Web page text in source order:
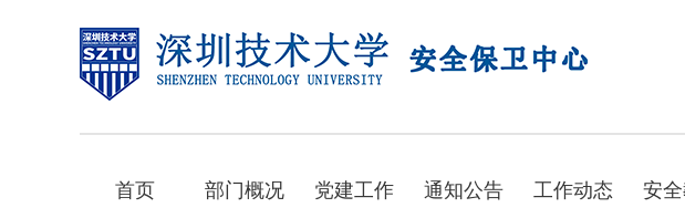
首页 部门概况 党建工作 通知公告 工作动态 安